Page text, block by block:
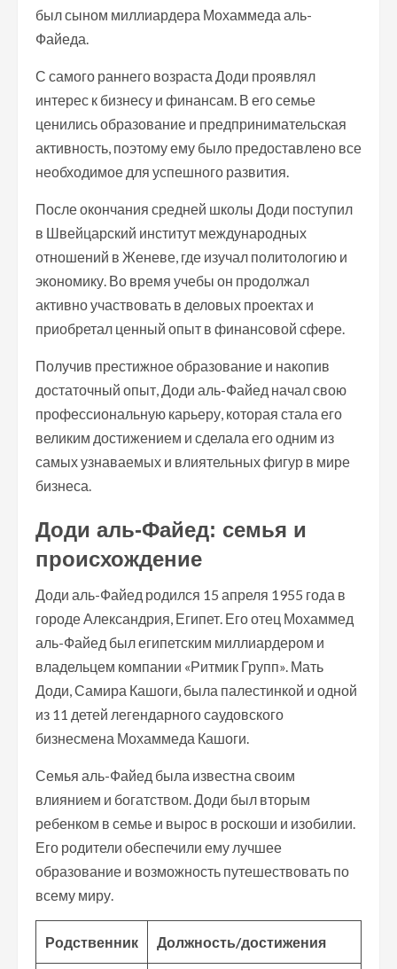
был сыном миллиардера Мохаммеда аль-
Файеда.
С самого раннего возраста Доди проявлял
интерес к бизнесу и финансам. В его семье
ценились образование и предпринимательская
активность, поэтому ему было предоставлено все
необходимое для успешного развития.
После окончания средней школы Доди поступил
в Швейцарский институт международных
отношений в Женеве, где изучал политологию и
экономику. Во время учебы он продолжал
активно участвовать в деловых проектах и
приобретал ценный опыт в финансовой сфере.
Получив престижное образование и накопив
достаточный опыт, Доди аль-Файед начал свою
профессиональную карьеру, которая стала его
великим достижением и сделала его одним из
самых узнаваемых и влиятельных фигур в мире
бизнеса.
Доди аль-Файед: семья и
происхождение
Доди аль-Файед родился 15 апреля 1955 года в
городе Александрия, Египет. Его отец Мохаммед
аль-Файед был египетским миллиардером и
владельцем компании «Ритмик Групп». Мать
Доди, Самира Кашоги, была палестинкой и одной
из 11 детей легендарного саудовского
бизнесмена Мохаммеда Кашоги.
Семья аль-Файед была известна своим
влиянием и богатством. Доди был вторым
ребенком в семье и вырос в роскоши и изобилии.
Его родители обеспечили ему лучшее
образование и возможность путешествовать по
всему миру.
Родственник Должность/достижения